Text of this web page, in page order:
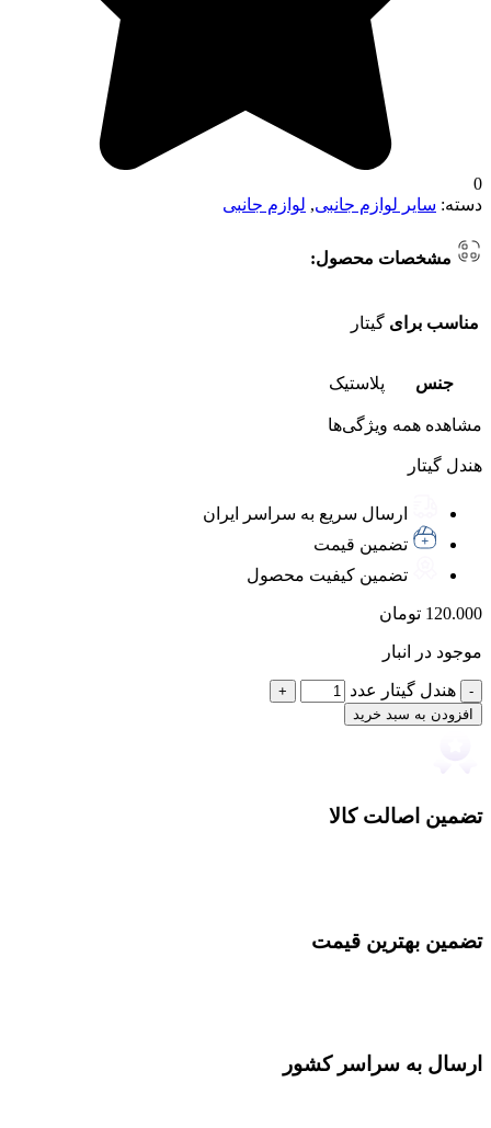
0
دسته: سایر لوازم جانبی, لوازم جانبی
مشخصات محصول:
مناسب برای گیتار
جنس پلاستیک
مشاهده همه ویژگی‌ها
هندل گیتار
ارسال سریع به سراسر ایران
تضمین قیمت
تضمین کیفیت محصول
120.000 تومان
موجود در انبار
هندل گیتار عدد
افزودن به سبد خرید
تضمین اصالت کالا
تضمین بهترین قیمت
ارسال به سراسر کشور